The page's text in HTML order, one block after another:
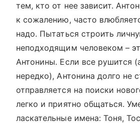
тем, кто от нее зависит.
к сожалению, часто
надо. Пытаться строить
неподходящим человеком –
Антонины. Если все рушится
нередко), Антонина долго не
отправляется на поиски
легко и приятно общаться.
ласкательные имена: Тоня,